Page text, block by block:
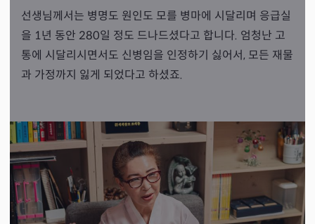
선생님께서는 병명도 원인도 모를 병마에 시달리며 응급실
을 1년 동안 280일 정도 드나드셨다고 합니다. 엄청난 고
통에 시달리시면서도 신병임을 인정하기 싫어서, 모든 재물
과 가정까지 잃게 되었다고 하셨죠.